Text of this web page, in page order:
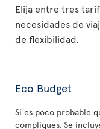
Elija entre tres
necesidades de
de flexibilidad.
Eco Budget
Si es poco probable
compliques. Se